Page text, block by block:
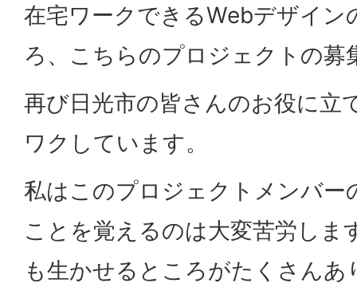
在宅ワークできるWebデザイン
ろ、こちらのプロジェクトの募
再び日光市の皆さんのお役に立
ワクしています。
私はこのプロジェクトメンバー
ことを覚えるのは大変苦労しま
も生かせるところがたくさんあ